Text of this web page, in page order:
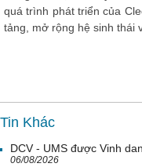
quá trình phát triển của
tảng, mở rộng hệ sinh thái
Tin Khác
DCV - UMS được Vinh
06/08/2026